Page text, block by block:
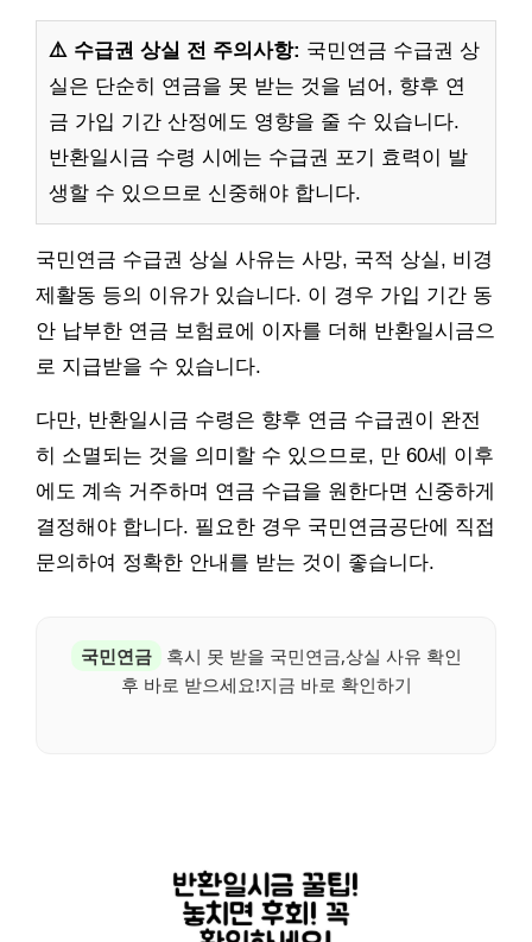
⚠️ 수급권 상실 전 주의사항: 국민연금 수급권 상
실은 단순히 연금을 못 받는 것을 넘어, 향후 연
금 가입 기간 산정에도 영향을 줄 수 있습니다.
반환일시금 수령 시에는 수급권 포기 효력이 발
생할 수 있으므로 신중해야 합니다.
국민연금 수급권 상실 사유는 사망, 국적 상실, 비경
제활동 등의 이유가 있습니다. 이 경우 가입 기간 동
안 납부한 연금 보험료에 이자를 더해 반환일시금으
로 지급받을 수 있습니다.
다만, 반환일시금 수령은 향후 연금 수급권이 완전
히 소멸되는 것을 의미할 수 있으므로, 만 60세 이후
에도 계속 거주하며 연금 수급을 원한다면 신중하게
결정해야 합니다. 필요한 경우 국민연금공단에 직접
문의하여 정확한 안내를 받는 것이 좋습니다.
국민연금
혹시 못 받을 국민연금,상실 사유 확인
후 바로 받으세요!지금 바로 확인하기